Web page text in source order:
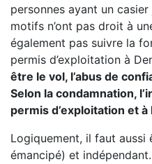
personnes ayant un
motifs n’ont pas droit à
également pas suivre la
permis d’exploitation à
être le vol, l’abus de
Selon la condamnation,
permis d’exploitation et
Logiquement, il faut aussi
émancipé) et